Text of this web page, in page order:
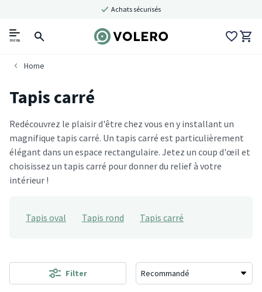
Achats sécurisés
menu
Home
Tapis carré
Redécouvrez le plaisir d'être chez vous en y installant un
magnifique tapis carré. Un tapis carré est particulièrement
élégant dans un espace rectangulaire. Jetez un coup d'œil et
choisissez un tapis carré pour donner du relief à votre
intérieur !
Tapis oval Tapis rond Tapis carré
Filter